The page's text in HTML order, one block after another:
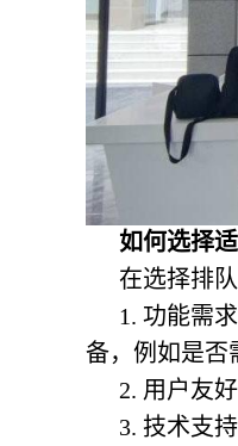
如何选择
在选择排
1. 功能需
备，例如是否
2. 用户友
3. 技术支